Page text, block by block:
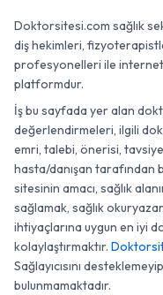
Doktorsitesi.com sağlık
diş hekimleri,
profesyonelleri ile internet
platformdur.
İş bu sayfada yer alan
değerlendirmeleri, ilgili
emri, talebi, önerisi,
hasta/danışan tarafından
sitesinin amacı, sağlık
sağlamak, sağlık
ihtiyaçlarına uygun en iyi
kolaylaştırmaktır.
Sağlayıcısını
bulunmamaktadır.